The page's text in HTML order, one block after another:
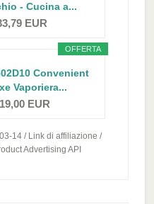
- Cucina a...
EUR
OFFERTA
Convenient
Vaporiera...
EUR
14 / Link di affiliazione /
Advertising API